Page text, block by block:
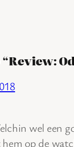
wel een
hem op de